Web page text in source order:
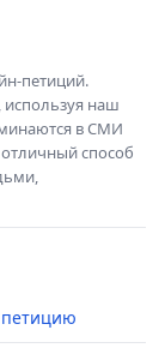
петиций.
наш
в СМИ
способ